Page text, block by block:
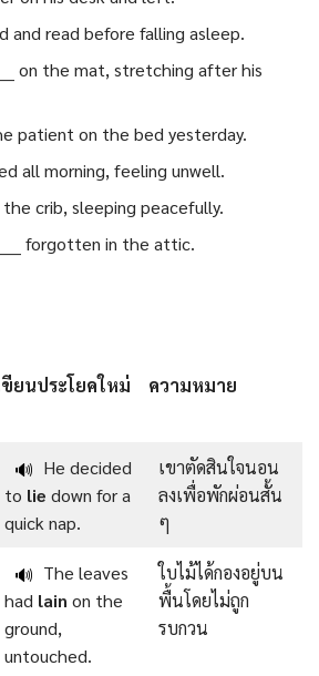
and read before falling asleep.
on the mat, stretching after his
patient on the bed yesterday.
all morning, feeling unwell.
the crib, sleeping peacefully.
forgotten in the attic.
ขียนประโยคใหม่ ความหมาย
🔊 He decided
to lie down for a
quick nap.
เขาตัดสินใจนอน
ลงเพื่อพักผ่อนสั้น
ๆ
🔊 The leaves
had lain on the
ground,
untouched.
ใบไม้ได้กองอยู่บน
พื้นโดยไม่ถูก
รบกวน